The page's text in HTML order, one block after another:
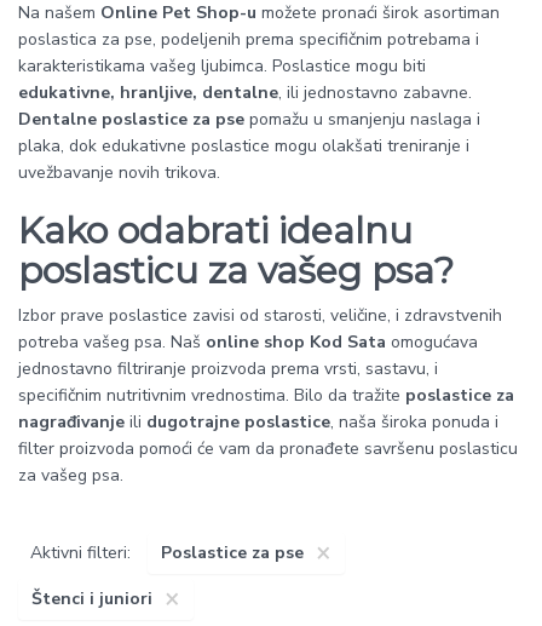
Na našem Online Pet Shop-u možete pronaći širok asortiman
poslastica za pse, podeljenih prema specifičnim potrebama i
karakteristikama vašeg ljubimca. Poslastice mogu biti
edukativne, hranljive, dentalne, ili jednostavno zabavne.
Dentalne poslastice za pse pomažu u smanjenju naslaga i
plaka, dok edukativne poslastice mogu olakšati treniranje i
uvežbavanje novih trikova.
Kako odabrati idealnu
poslasticu za vašeg psa?
Izbor prave poslastice zavisi od starosti, veličine, i zdravstvenih
potreba vašeg psa. Naš online shop Kod Sata omogućava
jednostavno filtriranje proizvoda prema vrsti, sastavu, i
specifičnim nutritivnim vrednostima. Bilo da tražite poslastice za
nagrađivanje ili dugotrajne poslastice, naša široka ponuda i
filter proizvoda pomoći će vam da pronađete savršenu poslasticu
za vašeg psa.
Aktivni filteri: ×
Poslastice za pse
×
Štenci i juniori